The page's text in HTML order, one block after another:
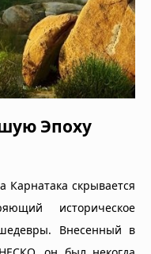
Эпоху
Карнатака скрывается
историческое
Внесенный в